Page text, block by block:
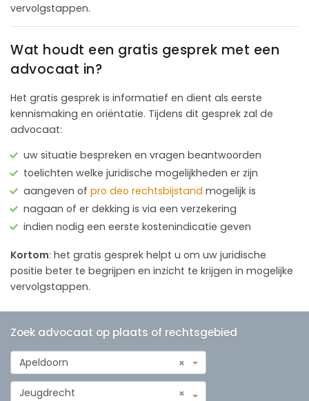
vervolgstappen.
Wat houdt een gratis gesprek met een
advocaat in?
Het gratis gesprek is informatief en dient als eerste
kennismaking en oriëntatie. Tijdens dit gesprek zal de
advocaat:
uw situatie bespreken en vragen beantwoorden
toelichten welke juridische mogelijkheden er zijn
aangeven of pro deo rechtsbijstand mogelijk is
nagaan of er dekking is via een verzekering
indien nodig een eerste kostenindicatie geven
Kortom: het gratis gesprek helpt u om uw juridische
positie beter te begrijpen en inzicht te krijgen in mogelijke
vervolgstappen.
Zoek advocaat op plaats of rechtsgebied
×
Apeldoorn
×
Jeugdrecht